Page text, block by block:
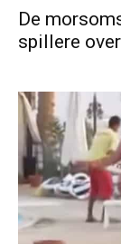
De
spillere